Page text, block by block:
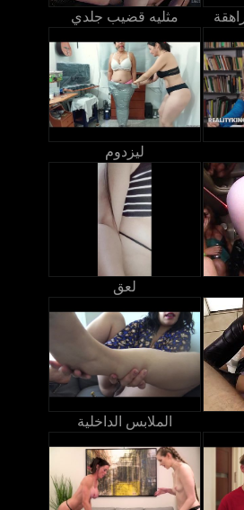
مثليه قضيب جلدي
ليزدوم
لعق
الملابس الداخلية